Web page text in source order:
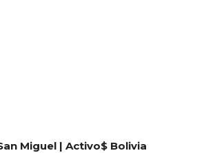
Miguel | Activo$ Bolivia